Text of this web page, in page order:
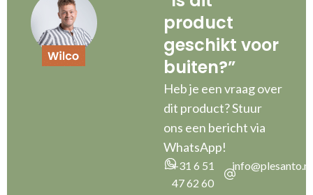
product
geschikt voor
buiten?”
Heb je een vraag over
dit product? Stuur
ons een bericht via
WhatsApp!
+31 6 51
47 62 60
info@plesanto.nl